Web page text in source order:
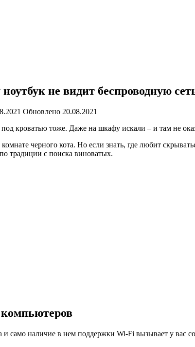
не видит беспроводную
Обновлено 20.08.2021
кроватью тоже. Даже на шкафу искали – и там не
черного кота. Но если знать, где любит
традиции с поиска виноватых.
само наличие в нем поддержки Wi-Fi вызывает у вас